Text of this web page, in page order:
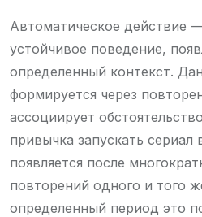
Автоматическое действие
устойчивое поведение,
определенный контекст.
формируется через
ассоциирует
привычка запускать
появляется после
повторений одного и того
определенный период это